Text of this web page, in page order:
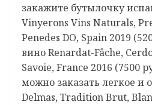
закажите бутылочку
Vinyerons Vins Naturals,
Penedes DO, Spain 2019
вино Renardat-Fâche,
Savoie, France 2016 (7500
можно заказать легкое и
Delmas, Tradition Brut,